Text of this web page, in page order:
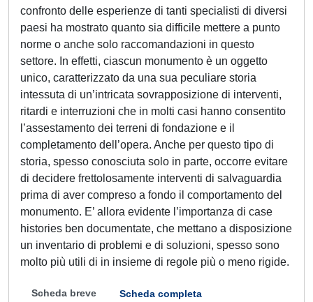
confronto delle esperienze di tanti specialisti di diversi
paesi ha mostrato quanto sia difficile mettere a punto
norme o anche solo raccomandazioni in questo
settore. In effetti, ciascun monumento è un oggetto
unico, caratterizzato da una sua peculiare storia
intessuta di un’intricata sovrapposizione di interventi,
ritardi e interruzioni che in molti casi hanno consentito
l’assestamento dei terreni di fondazione e il
completamento dell’opera. Anche per questo tipo di
storia, spesso conosciuta solo in parte, occorre evitare
di decidere frettolosamente interventi di salvaguardia
prima di aver compreso a fondo il comportamento del
monumento. E’ allora evidente l’importanza di case
histories ben documentate, che mettano a disposizione
un inventario di problemi e di soluzioni, spesso sono
molto più utili di in insieme di regole più o meno rigide.
Scheda breve Scheda completa